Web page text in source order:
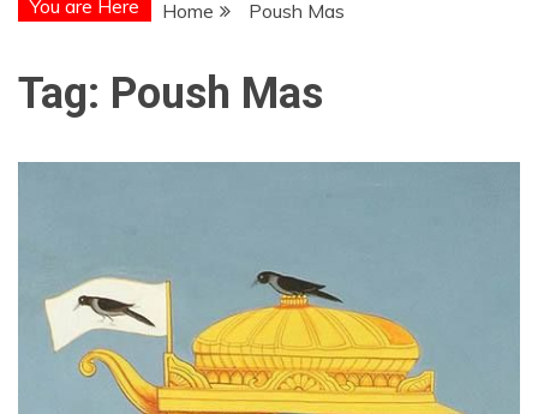
You are Here Home Poush Mas
Tag: Poush Mas